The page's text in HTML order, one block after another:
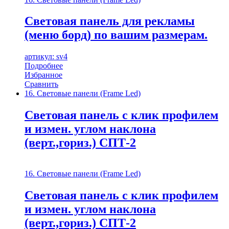
Световая панель для рекламы
(меню борд) по вашим размерам.
артикул: sv4
Подробнее
Избранное
Сравнить
16. Световые панели (Frame Led)
Световая панель с клик профилем
и измен. углом наклона
(верт.,гориз.) СПТ-2
16. Световые панели (Frame Led)
Световая панель с клик профилем
и измен. углом наклона
(верт.,гориз.) СПТ-2